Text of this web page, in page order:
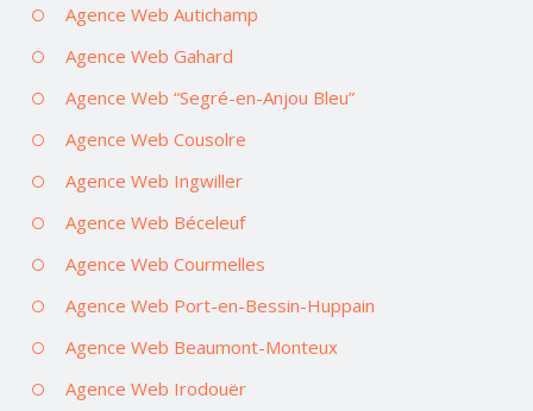
Agence Web Autichamp
Agence Web Gahard
Agence Web “Segré-en-Anjou Bleu”
Agence Web Cousolre
Agence Web Ingwiller
Agence Web Béceleuf
Agence Web Courmelles
Agence Web Port-en-Bessin-Huppain
Agence Web Beaumont-Monteux
Agence Web Irodouër